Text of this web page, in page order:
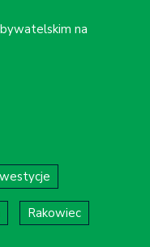
na
Rakowiec